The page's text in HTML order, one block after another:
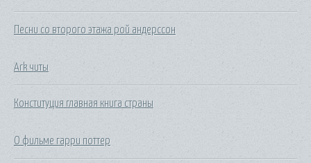
Песни со второго этажа рой андерссон
Ark читы
Конституция главная книга страны
О фильме гарри поттер